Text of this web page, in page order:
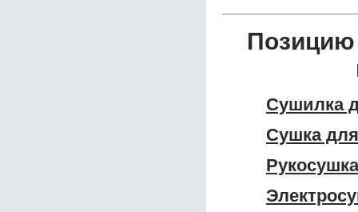
Позицию
Сушилка
Сушка